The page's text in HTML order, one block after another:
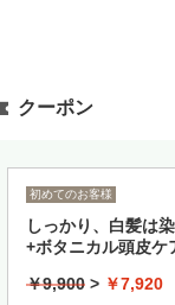
クーポン
初めてのお客様
しっかり、白髪は
+ボタニカル頭皮ケ
￥9,900 > ￥7,920